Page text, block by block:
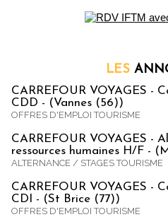
LES
CARREFOUR VOYAGES -
CDD - (Vannes (56))
OFFRES D'EMPLOI TOURISME
CARREFOUR VOYAGES -
ressources humaines H/F -
ALTERNANCE / STAGES TOURISME
CARREFOUR VOYAGES -
CDI - (St Brice (77))
OFFRES D'EMPLOI TOURISME